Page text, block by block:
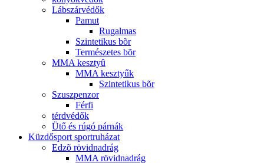
Lábszárvédők
Pamut
Rugalmas
Szintetikus bõr
Természetes bõr
MMA kesztyû
MMA kesztyűk
Szintetikus bõr
Szuszpenzor
Férfi
térdvédők
Ütő és rúgó párnák
Küzdősport sportruházat
Edzõ rövidnadrág
MMA rövidnadrág